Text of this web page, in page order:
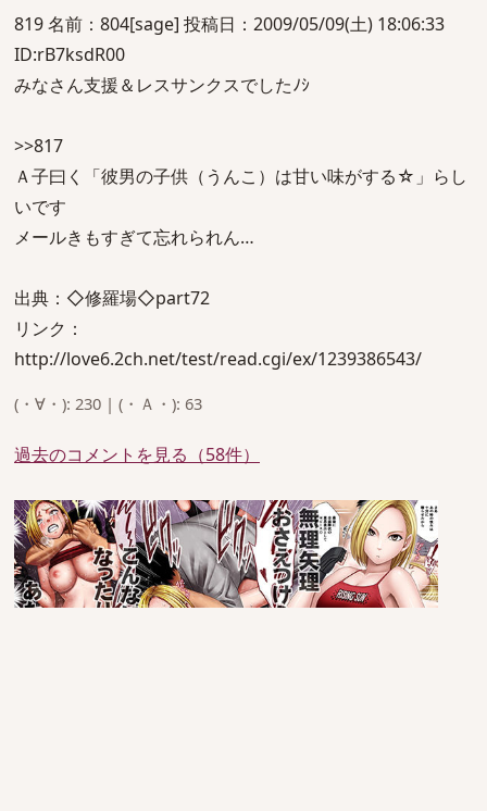
819 名前：804[sage] 投稿日：2009/05/09(土) 18:06:33
ID:rB7ksdR00
みなさん支援＆レスサンクスでしたﾉｼ
>>817
Ａ子曰く「彼男の子供（うんこ）は甘い味がする☆」らし
いです
メールきもすぎて忘れられん…
出典：◇修羅場◇part72
リンク：
http://love6.2ch.net/test/read.cgi/ex/1239386543/
(・∀・): 230 | (・Ａ・): 63
過去のコメントを見る（58件）